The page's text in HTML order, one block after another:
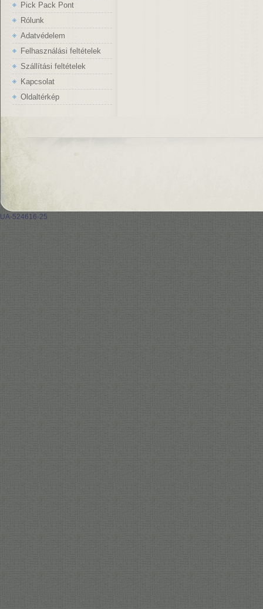
Pick Pack Pont
Rólunk
Adatvédelem
Felhasználási feltételek
Szállítási feltételek
Kapcsolat
Oldaltérkép
UA-524616-25